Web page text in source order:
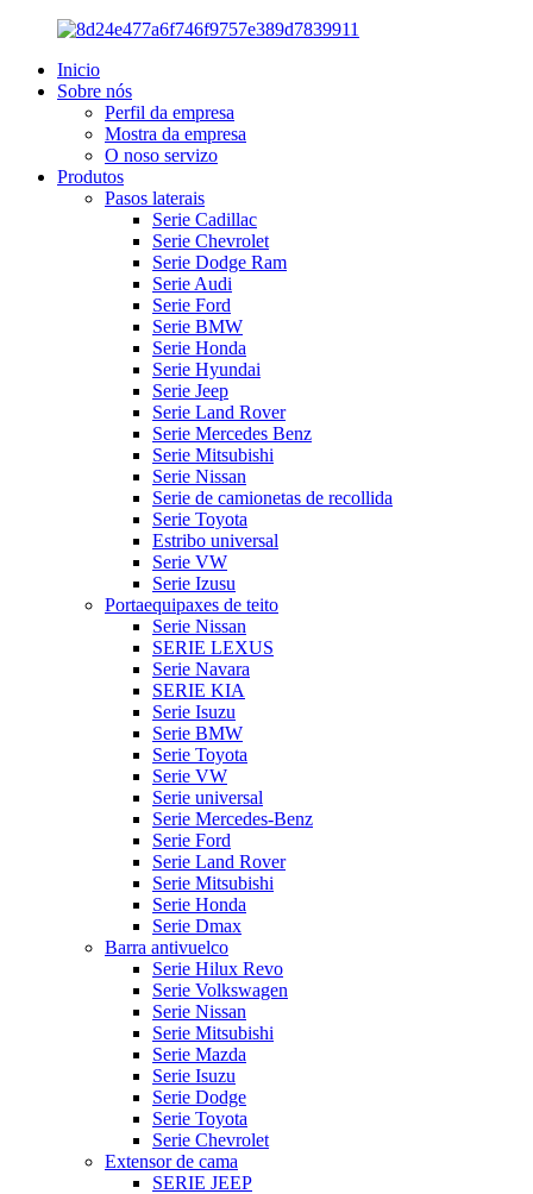
Inicio
Sobre nós
Perfil da empresa
Mostra da empresa
O noso servizo
Produtos
Pasos laterais
Serie Cadillac
Serie Chevrolet
Serie Dodge Ram
Serie Audi
Serie Ford
Serie BMW
Serie Honda
Serie Hyundai
Serie Jeep
Serie Land Rover
Serie Mercedes Benz
Serie Mitsubishi
Serie Nissan
Serie de camionetas de recollida
Serie Toyota
Estribo universal
Serie VW
Serie Izusu
Portaequipaxes de teito
Serie Nissan
SERIE LEXUS
Serie Navara
SERIE KIA
Serie Isuzu
Serie BMW
Serie Toyota
Serie VW
Serie universal
Serie Mercedes-Benz
Serie Ford
Serie Land Rover
Serie Mitsubishi
Serie Honda
Serie Dmax
Barra antivuelco
Serie Hilux Revo
Serie Volkswagen
Serie Nissan
Serie Mitsubishi
Serie Mazda
Serie Isuzu
Serie Dodge
Serie Toyota
Serie Chevrolet
Extensor de cama
SERIE JEEP